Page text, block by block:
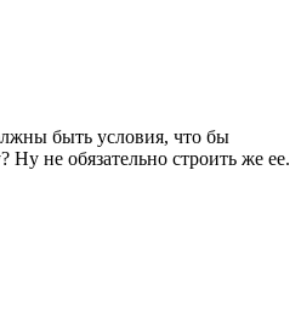
быть условия, что бы
Ну не обязательно строить же ее.